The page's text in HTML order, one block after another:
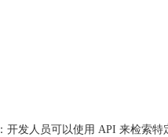
：开发人员可以使用 API 来检索